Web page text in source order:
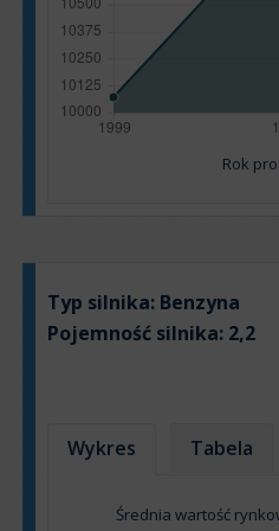
Rok
Typ silnika: Benzyna
Pojemność silnika: 2,2
Wykres Tabela
Średnia wartość